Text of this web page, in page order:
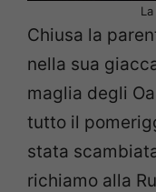
Chiusa la
nella sua
maglia degli
tutto il
stata
richiamo alla